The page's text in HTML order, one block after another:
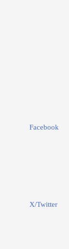
Facebook
X/Twitter